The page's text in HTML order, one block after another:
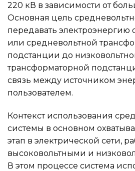
220 кВ в зависимости от
Основная цель
передавать электроэнергию
или средневольтной
подстанции до
трансформаторной
связь между источником
пользователем.
Контекст использования
системы в основном
этап в электрической сети,
высоковольтными и
В этом процессе система